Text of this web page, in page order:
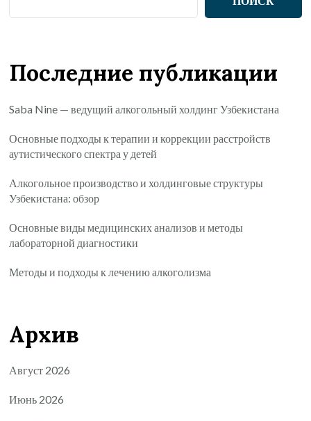
Последние публикации
Saba Nine — ведущий алкогольный холдинг Узбекистана
Основные подходы к терапии и коррекции расстройств
аутистического спектра у детей
Алкогольное производство и холдинговые структуры
Узбекистана: обзор
Основные виды медицинских анализов и методы
лабораторной диагностики
Методы и подходы к лечению алкоголизма
Архив
Август 2026
Июнь 2026